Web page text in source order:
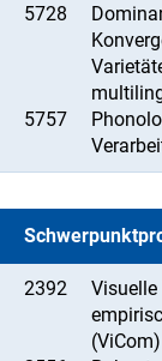
5728
5757
2392
(ViCom)